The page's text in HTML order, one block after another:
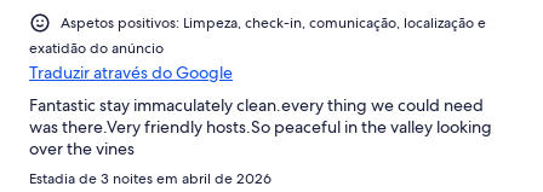
Aspetos positivos: Limpeza, check-in, comunicação, localização e
exatidão do anúncio
Traduzir através do Google
Fantastic stay immaculately clean.every thing we could need
was there.Very friendly hosts.So peaceful in the valley looking
over the vines
Estadia de 3 noites em abril de 2026